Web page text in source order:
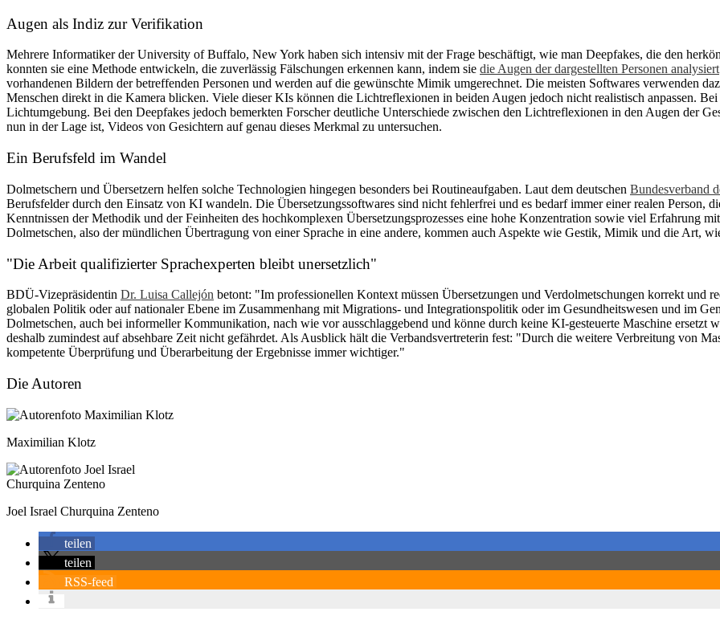
Augen als Indiz zur Verifikation
Mehrere Informatiker der University of Buffalo, New York haben sich intensiv mit der Frage beschäftigt, wie man Deepfakes, die den
konnten sie eine Methode entwickeln, die zuverlässig Fälschungen erkennen kann, indem sie die Augen der dargestellten Personen analysiert
vorhandenen Bildern der betreffenden Personen und werden auf die gewünschte Mimik umgerechnet. Die meisten Softwares verwenden
Menschen direkt in die Kamera blicken. Viele dieser KIs können die Lichtreflexionen in beiden Augen jedoch nicht realistisch anpassen.
Lichtumgebung. Bei den Deepfakes jedoch bemerkten Forscher deutliche Unterschiede zwischen den Lichtreflexionen in den Augen der
nun in der Lage ist, Videos von Gesichtern auf genau dieses Merkmal zu untersuchen.
Ein Berufsfeld im Wandel
Dolmetschern und Übersetzern helfen solche Technologien hingegen besonders bei Routineaufgaben. Laut dem deutschen Bundesverband
Berufsfelder durch den Einsatz von KI wandeln. Die Übersetzungssoftwares sind nicht fehlerfrei und es bedarf immer einer realen Person,
Kenntnissen der Methodik und der Feinheiten des hochkomplexen Übersetzungsprozesses eine hohe Konzentration sowie viel Erfahrung
Dolmetschen, also der mündlichen Übertragung von einer Sprache in eine andere, kommen auch Aspekte wie Gestik, Mimik und die Art,
"Die Arbeit qualifizierter Sprachexperten bleibt unersetzlich"
BDÜ-Vizepräsidentin Dr. Luisa Callejón betont: "Im professionellen Kontext müssen Übersetzungen und Verdolmetschungen korrekt und
globalen Politik oder auf nationaler Ebene im Zusammenhang mit Migrations- und Integrationspolitik oder im Gesundheitswesen und im
Dolmetschen, auch bei informeller Kommunikation, nach wie vor ausschlaggebend und könne durch keine KI-gesteuerte Maschine ersetzt
deshalb zumindest auf absehbare Zeit nicht gefährdet. Als Ausblick hält die Verbandsvertreterin fest: "Durch die weitere Verbreitung von
kompetente Überprüfung und Überarbeitung der Ergebnisse immer wichtiger."
Die Autoren
Maximilian Klotz
Joel Israel Churquina Zenteno
teilen
teilen
RSS-feed